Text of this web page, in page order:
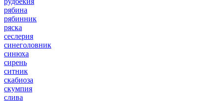
рябина
рябинник
ряска
сеслерия
синеголовник
синюха
сирень
ситник
скабиоза
скумпия
слива